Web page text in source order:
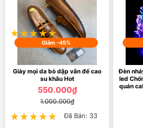
950.000₫
1.450.000₫
★★★★★
★★★★★ Đã Bán: 14
Giảm -45%
Giày mọi da bò dập vân đế cao
su khâu Hot
550.000₫
1.000.000₫
★★★★★
★★★★★ Đã Bán: 33
Đèn
led
quán